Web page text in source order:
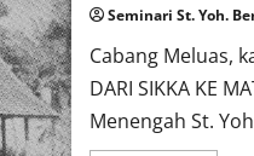
Seminari St. Yoh.
Cabang Meluas,
DARI SIKKA KE
Menengah St.